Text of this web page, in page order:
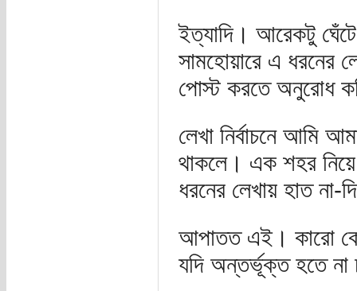
ইত্যাদি। আরেকটু
সামহোয়ারে এ ধরনের
পোস্ট করতে অনুরোধ
লেখা নির্বাচনে আমি
থাকলে। এক শহর
ধরনের লেখায় হাত
আপাতত এই। কারো
যদি অন্তর্ভূক্ত হতে না